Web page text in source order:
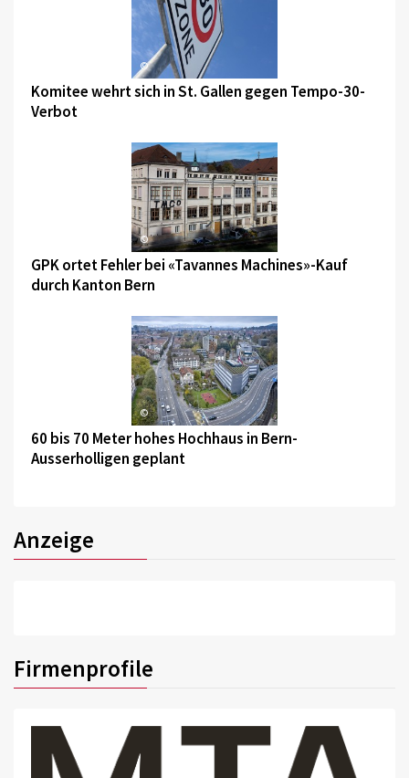
©
Komitee wehrt sich in St. Gallen gegen Tempo-30-
Verbot
©
GPK ortet Fehler bei «Tavannes Machines»-Kauf
durch Kanton Bern
©
60 bis 70 Meter hohes Hochhaus in Bern-
Ausserholligen geplant
Anzeige
Firmenprofile